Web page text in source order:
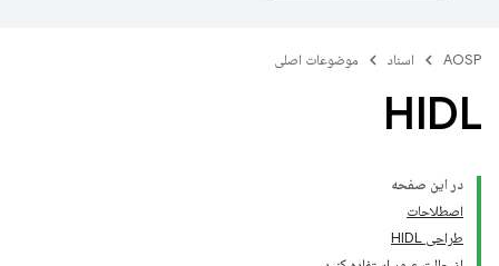
AOSP اسناد موضوعات اصلی
HIDL
در این صفحه
اصطلاحات
طراحی HIDL